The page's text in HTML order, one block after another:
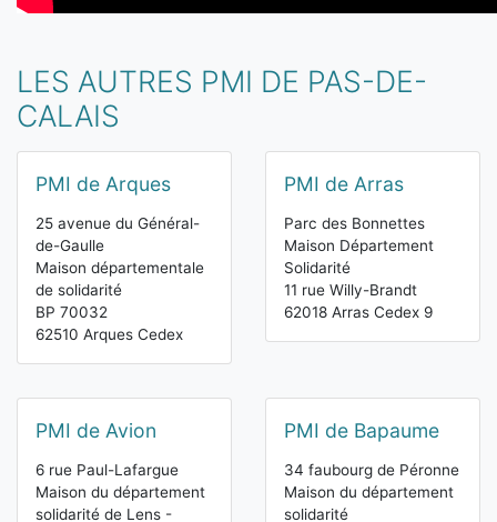
LES AUTRES PMI DE PAS-DE-
CALAIS
PMI de Arques
25 avenue du Général-
de-Gaulle
Maison départementale
de solidarité
BP 70032
62510 Arques Cedex
PMI de Arras
Parc des Bonnettes
Maison Département
Solidarité
11 rue Willy-Brandt
62018 Arras Cedex 9
PMI de Avion
6 rue Paul-Lafargue
Maison du département
solidarité de Lens -
PMI de Bapaume
34 faubourg de Péronne
Maison du département
solidarité